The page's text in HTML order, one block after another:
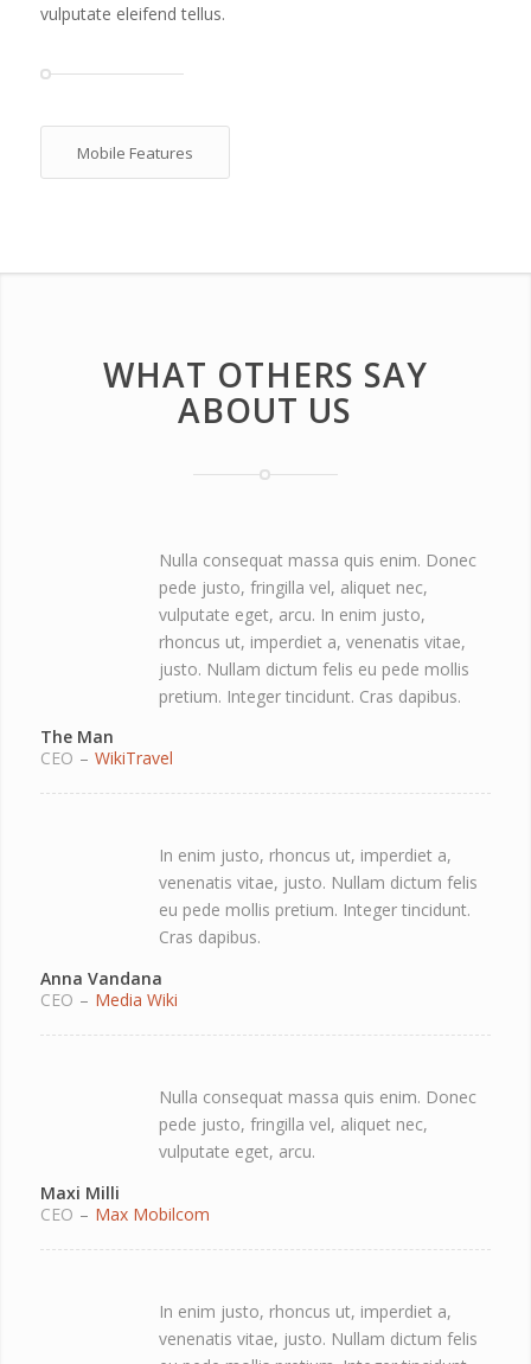
vulputate eleifend tellus.
Mobile Features
WHAT OTHERS SAY
ABOUT US
Nulla consequat massa quis enim. Donec
pede justo, fringilla vel, aliquet nec,
vulputate eget, arcu. In enim justo,
rhoncus ut, imperdiet a, venenatis vitae,
justo. Nullam dictum felis eu pede mollis
pretium. Integer tincidunt. Cras dapibus.
The Man
CEO – WikiTravel
In enim justo, rhoncus ut, imperdiet a,
venenatis vitae, justo. Nullam dictum felis
eu pede mollis pretium. Integer tincidunt.
Cras dapibus.
Anna Vandana
CEO – Media Wiki
Nulla consequat massa quis enim. Donec
pede justo, fringilla vel, aliquet nec,
vulputate eget, arcu.
Maxi Milli
CEO – Max Mobilcom
In enim justo, rhoncus ut, imperdiet a,
venenatis vitae, justo. Nullam dictum felis